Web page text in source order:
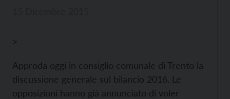
>
Approda oggi in consiglio comunale di Trento la
discussione generale sul bilancio 2016. Le
opposizioni hanno già annunciato di voler